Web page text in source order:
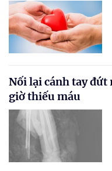
Nối lại cánh tay đứt
giờ thiếu máu